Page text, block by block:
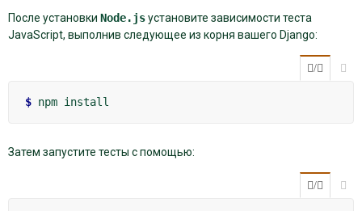
После установки Node.jsустановите зависимости теста
JavaScript, выполнив следующее из корня вашего Django:
/ 
$ npm
Затем запустите тесты с помощью:
/ 